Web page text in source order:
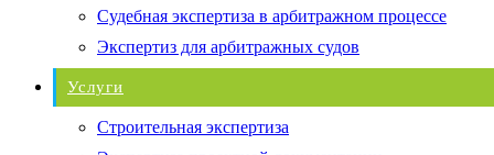
Судебная экспертиза в арбитражном процессе
Экспертиз для арбитражных судов
Услуги
Строительная экспертиза